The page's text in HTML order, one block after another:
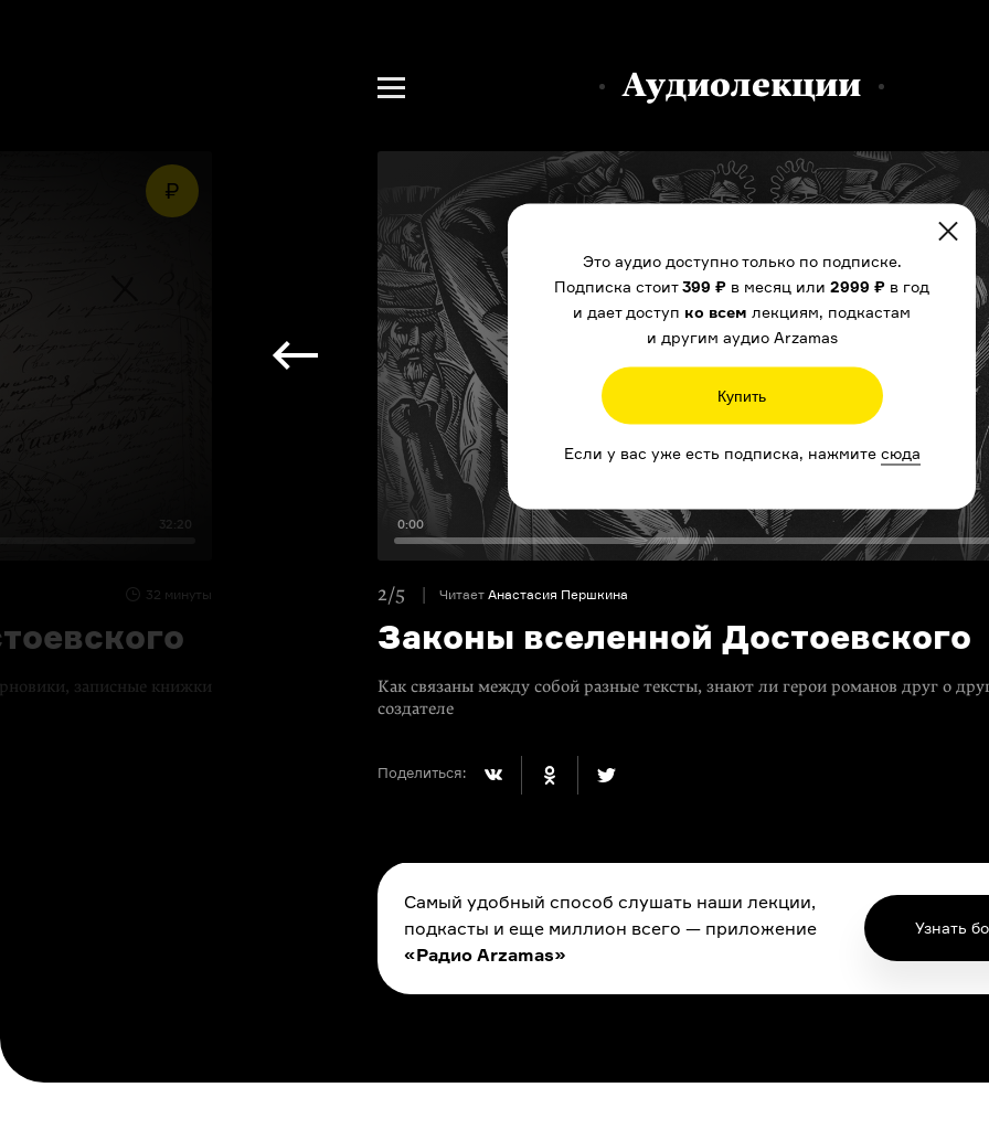
Аудиолекции
32:20
32 минуты
записные книжки
Это аудио доступно только по подписке.
Подписка стоит399 ₽ в месяц или 2999 ₽ в год
и дает доступ ко всем лекциям, подкастам
и другим аудио Arzamas
Купить
Если у вас уже есть подписка, нажмите сюда
0:00
2/5 Читает Анастасия Першкина
Законы вселенной Достоевского
Как связаны между собой разные тексты, знают ли герои романов друг о
создателе
Поделиться:
Самый удобный способ слушать наши лекции,
подкасты и еще миллион всего — приложение
«Радио Arzamas»
Узнать